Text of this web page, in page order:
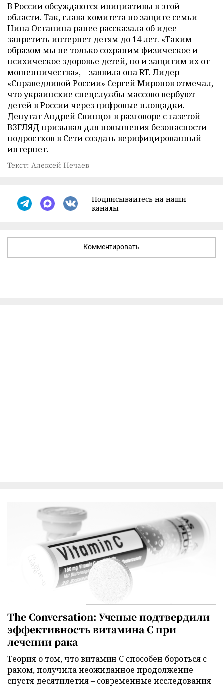
В России обсуждаются инициативы в этой
области. Так, глава комитета по защите семьи
Нина Останина ранее рассказала об идее
запретить интернет детям до 14 лет. «Таким
образом мы не только сохраним физическое и
психическое здоровье детей, но и защитим их от
мошенничества», – заявила онаRT. Лидер
«Справедливой России» Сергей Миронов отмечал,
что украинские спецслужбы массово вербуют
детей в России через цифровые площадки.
Депутат Андрей Свинцов в разговоре с газетой
ВЗГЛЯД призывал для повышения безопасности
подростков в Сети создать верифицированный
интернет.
Текст: Алексей Нечаев
Подписывайтесь на наши
каналы
Комментировать
The Conversation: Ученые подтвердили
эффективность витамина C при
лечении рака
Теория о том, что витамин C способен бороться с
раком, получила неожиданное продолжение
спустя десятилетия – современные исследования